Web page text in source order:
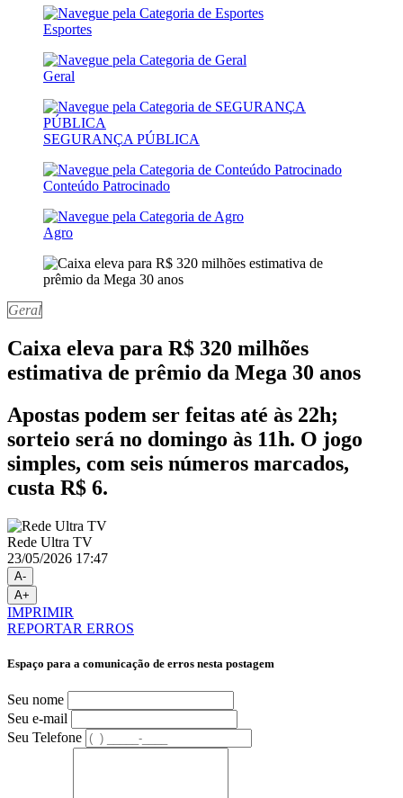
Esportes
Geral
SEGURANÇA PÚBLICA
Conteúdo Patrocinado
Agro
Geral
Caixa eleva para R$ 320 milhões
estimativa de prêmio da Mega 30 anos
Apostas podem ser feitas até às 22h;
sorteio será no domingo às 11h. O jogo
simples, com seis números marcados,
custa R$ 6.
Rede Ultra TV
23/05/2026 17:47
A-
A+
IMPRIMIR
REPORTAR ERROS
Espaço para a comunicação de erros nesta postagem
Seu nome
Seu e-mail
Seu Telefone